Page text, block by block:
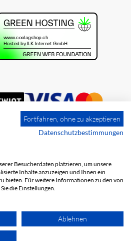
Tous les droits sont réservés.
Fortfahren, ohne zu akzeptieren
Datenschutzbestimmungen
Besucherdaten platzieren, um unsere
Inhalte anzuzeigen und Ihnen ein
bieten. Für weitere Informationen zu den von
die Einstellungen.
Ablehnen